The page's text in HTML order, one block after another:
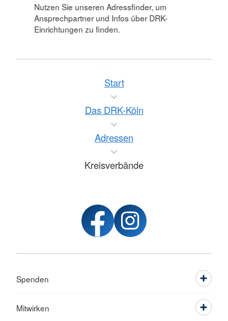
Nutzen Sie unseren Adressfinder, um
Ansprechpartner und Infos über DRK-
Einrichtungen zu finden.
Start
Das DRK-Köln
Adressen
Kreisverbände
Spenden
Mitwirken